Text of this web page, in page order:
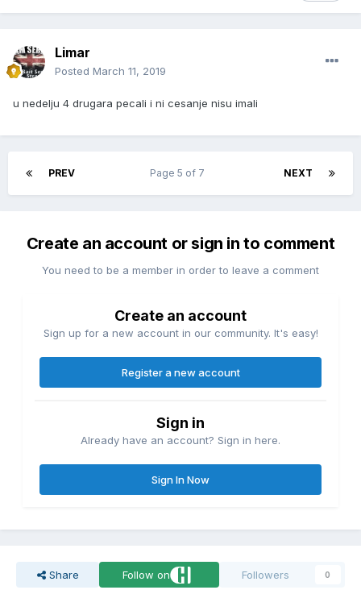
Limar
Posted March 11, 2019
u nedelju 4 drugara pecali i ni cesanje nisu imali
PREV NEXT
Page 5 of 7
Create an account or sign in to comment
You need to be a member in order to leave a comment
Create an account
Sign up for a new account in our community. It's easy!
Register a new account
Sign in
Already have an account? Sign in here.
Sign In Now
Share Follow on Followers 0